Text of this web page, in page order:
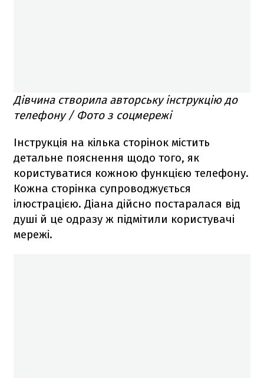
Дівчина створила авторську інструкцію до
телефону / Фото з соцмережі
Інструкція на кілька сторінок містить
детальне пояснення щодо того, як
користуватися кожною функцією телефону.
Кожна сторінка супроводжується
ілюстрацією. Діана дійсно постаралася від
душі й це одразу ж підмітили користувачі
мережі.